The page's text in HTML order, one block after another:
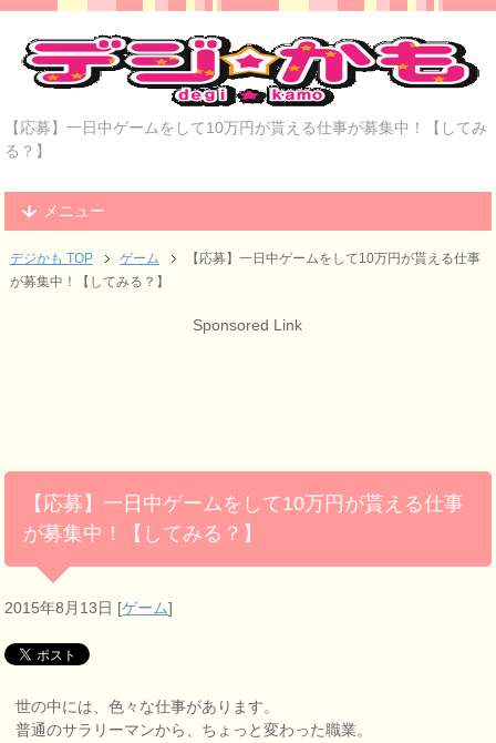
【応募】一日中ゲームをして10万円が貰える仕事が募集中！【してみ
る？】
メニュー
デジかも TOP ゲーム
【応募】一日中ゲームをして10万円が貰える仕事
が募集中！【してみる？】
Sponsored Link
【応募】一日中ゲームをして10万円が貰える仕事
が募集中！【してみる？】
2015年8月13日 [ゲーム]
世の中には、色々な仕事があります。
普通のサラリーマンから、ちょっと変わった職業。